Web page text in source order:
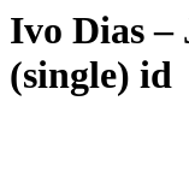
Ivo Dias –
(single) id